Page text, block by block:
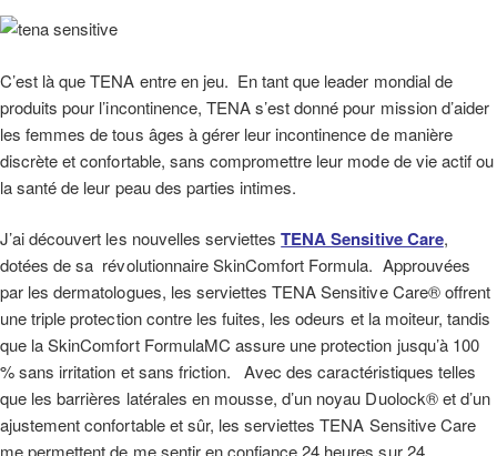
C’est là que TENA entre en jeu. En tant que leader mondial de
produits pour l’incontinence, TENA s’est donné pour mission d’aider
les femmes de tous âges à gérer leur incontinence de manière
discrète et confortable, sans compromettre leur mode de vie actif ou
la santé de leur peau des parties intimes.
J’ai découvert les nouvelles serviettesTENA Sensitive Care,
dotées de sa révolutionnaire SkinComfort Formula. Approuvées
par les dermatologues, les serviettes TENA Sensitive Care® offrent
une triple protection contre les fuites, les odeurs et la moiteur, tandis
que la SkinComfort FormulaMC assure une protection jusqu’à 100
% sans irritation et sans friction. Avec des caractéristiques telles
que les barrières latérales en mousse, d’un noyau Duolock® et d’un
ajustement confortable et sûr, les serviettes TENA Sensitive Care
me permettent de me sentir en confiance 24 heures sur 24.